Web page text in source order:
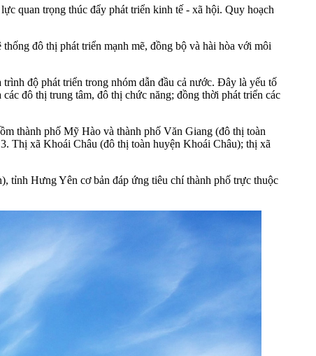
quan trọng thúc đẩy phát triển kinh tế - xã hội. Quy hoạch
đô thị phát triển mạnh mẽ, đồng bộ và hài hòa với môi
độ phát triển trong nhóm dẫn đầu cả nước. Đây là yếu tố
đô thị trung tâm, đô thị chức năng; đồng thời phát triển các
thành phố Mỹ Hào và thành phố Văn Giang (đô thị toàn
Thị xã Khoái Châu (đô thị toàn huyện Khoái Châu); thị xã
tỉnh Hưng Yên cơ bản đáp ứng tiêu chí thành phố trực thuộc